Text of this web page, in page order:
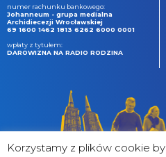
numer rachunku bankowego:
Johanneum - grupa medialna
Archidiecezji Wrocławskiej
69 1600 1462 1813 6262 6000 0001
wpłaty z tytułem:
DAROWIZNA NA RADIO RODZINA
Korzystamy z plików cookie